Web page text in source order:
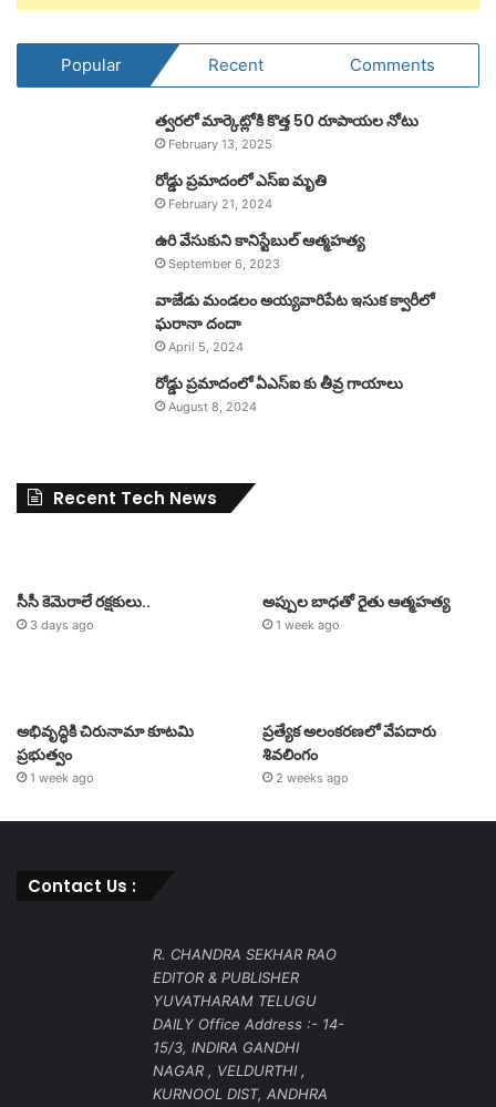
Popular Recent Comments
త్వరలో మార్కెట్లోకి కొత్త 50 రూపాయల నోటు
February 13, 2025
రోడ్డు ప్రమాదంలో ఎస్ఐ మృతి
February 21, 2024
ఉరి వేసుకుని కానిస్టేబుల్ ఆత్మహత్య
September 6, 2023
వాజేడు మండలం అయ్యవారిపేట ఇసుక క్వారీలో
ఘరానా దందా
April 5, 2024
రోడ్డు ప్రమాదంలో ఏఎస్ఐ కు తీవ్ర గాయాలు
August 8, 2024
Recent Tech News
సీసీ కెమెరాలే రక్షకులు..
3 days ago
అప్పుల బాధతో రైతు ఆత్మహత్య
1 week ago
అభివృద్ధికి చిరునామా కూటమి
ప్రభుత్వం
1 week ago
ప్రత్యేక అలంకరణలో వేపదారు
శివలింగం
2 weeks ago
Contact Us :
R. CHANDRA SEKHAR RAO
EDITOR & PUBLISHER
YUVATHARAM TELUGU
DAILY Office Address :- 14-
15/3, INDIRA GANDHI
NAGAR , VELDURTHI ,
KURNOOL DIST, ANDHRA